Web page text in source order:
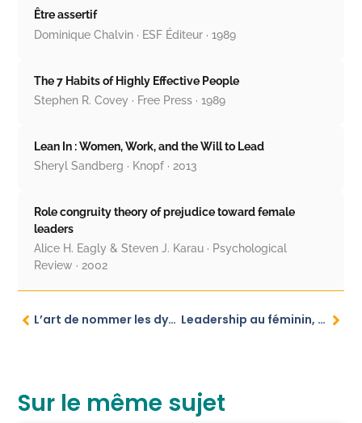
Être assertif
Dominique Chalvin · ESF Éditeur · 1989
The 7 Habits of Highly Effective People
Stephen R. Covey · Free Press · 1989
Lean In : Women, Work, and the Will to Lead
Sheryl Sandberg · Knopf · 2013
Role congruity theory of prejudice toward female
leaders
Alice H. Eagly & Steven J. Karau · Psychological
Review · 2002
L’art de nommer les dynamiques invisibles au CoDir Leadership au féminin, que le pouvoir du rôle l’emporte!
Sur le même sujet